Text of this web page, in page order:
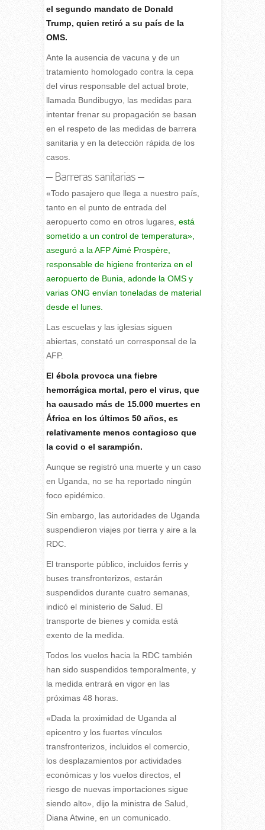
el segundo mandato de Donald
Trump, quien retiró a su país de la
OMS.
Ante la ausencia de vacuna y de un
tratamiento homologado contra la cepa
del virus responsable del actual brote,
llamada Bundibugyo, las medidas para
intentar frenar su propagación se basan
en el respeto de las medidas de barrera
sanitaria y en la detección rápida de los
casos.
– Barreras sanitarias –
«Todo pasajero que llega a nuestro país,
tanto en el punto de entrada del
aeropuerto como en otros lugares, está
sometido a un control de temperatura»,
aseguró a la AFP Aimé Prospère,
responsable de higiene fronteriza en el
aeropuerto de Bunia, adonde la OMS y
varias ONG envían toneladas de material
desde el lunes.
Las escuelas y las iglesias siguen
abiertas, constató un corresponsal de la
AFP.
El ébola provoca una fiebre
hemorrágica mortal, pero el virus, que
ha causado más de 15.000 muertes en
África en los últimos 50 años, es
relativamente menos contagioso que
la covid o el sarampión.
Aunque se registró una muerte y un caso
en Uganda, no se ha reportado ningún
foco epidémico.
Sin embargo, las autoridades de Uganda
suspendieron viajes por tierra y aire a la
RDC.
El transporte público, incluidos ferris y
buses transfronterizos, estarán
suspendidos durante cuatro semanas,
indicó el ministerio de Salud. El
transporte de bienes y comida está
exento de la medida.
Todos los vuelos hacia la RDC también
han sido suspendidos temporalmente, y
la medida entrará en vigor en las
próximas 48 horas.
«Dada la proximidad de Uganda al
epicentro y los fuertes vínculos
transfronterizos, incluidos el comercio,
los desplazamientos por actividades
económicas y los vuelos directos, el
riesgo de nuevas importaciones sigue
siendo alto», dijo la ministra de Salud,
Diana Atwine, en un comunicado.